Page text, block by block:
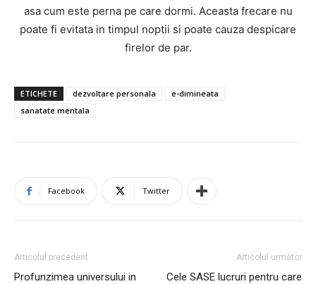
asa cum este perna pe care dormi. Aceasta frecare nu
poate fi evitata in timpul noptii si poate cauza despicare
firelor de par.
ETICHETE dezvoltare personala
e-dimineata
sanatate mentala
Facebook Twitter
Articolul precedent
Profunzimea universului in
Articolul următor
Cele SASE lucruri pentru care